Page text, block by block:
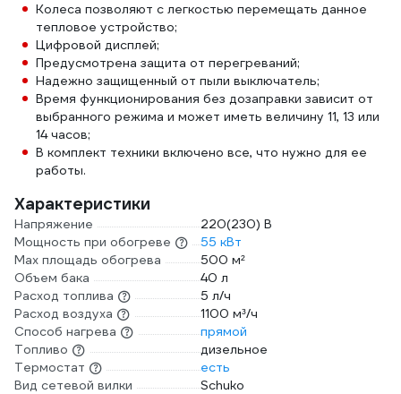
Колеса позволяют с легкостью перемещать данное
тепловое устройство;
Цифровой дисплей;
Предусмотрена защита от перегреваний;
Надежно защищенный от пыли выключатель;
Время функционирования без дозаправки зависит от
выбранного режима и может иметь величину 11, 13 или
14 часов;
В комплект техники включено все, что нужно для ее
работы.
Характеристики
Напряжение
220(230) В
Мощность при обогреве
55 кВт
Max площадь обогрева
500 м²
Объем бака
40 л
Расход топлива
5 л/ч
Расход воздуха
1100 м³/ч
Способ нагрева
прямой
Топливо
дизельное
Термостат
есть
Вид сетевой вилки
Schuko